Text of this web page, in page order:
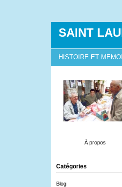
SAINT
HISTOIRE ET
À propos
Catégories
Blog